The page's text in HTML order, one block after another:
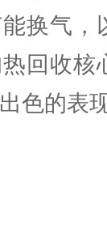
换气，
回收
色的表现